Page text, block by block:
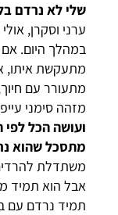
שלי לא נרדם
ערני וסקרן,
במהלך היום.
מתעקשת איתו,
מתעורר עם
מזהה סימני
ועושה הכל
מתסכל שהוא
משתדלת להרדים
אבל הוא תמיד
תמיד נרדם עם